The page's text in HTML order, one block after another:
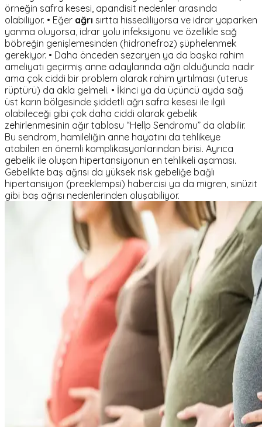
örneğin safra kesesi, apandisit nedenler arasında
olabiliyor. • Eğer ağrı sırtta hissediliyorsa ve idrar yaparken
yanma oluyorsa, idrar yolu infeksiyonu ve özellikle sağ
böbreğin genişlemesinden (hidronefroz) şüphelenmek
gerekiyor. • Daha önceden sezaryen ya da başka rahim
ameliyatı geçirmiş anne adaylarında ağrı olduğunda nadir
ama çok ciddi bir problem olarak rahim yırtılması (uterus
rüptürü) da akla gelmeli. • İkinci ya da üçüncü ayda sağ
üst karın bölgesinde şiddetli ağrı safra kesesi ile ilgili
olabileceği gibi çok daha ciddi olarak gebelik
zehirlenmesinin ağır tablosu “Hellp Sendromu” da olabilir.
Bu sendrom, hamileliğin anne hayatını da tehlikeye
atabilen en önemli komplikasyonlarından birisi. Ayrıca
gebelik ile oluşan hipertansiyonun en tehlikeli aşaması.
Gebelikte baş ağrısı da yüksek risk gebeliğe bağlı
hipertansiyon (preeklempsi) habercisi ya da migren, sinüzit
gibi baş ağrısı nedenlerinden oluşabiliyor.